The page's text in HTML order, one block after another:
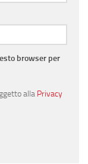
browser per
alla Privacy